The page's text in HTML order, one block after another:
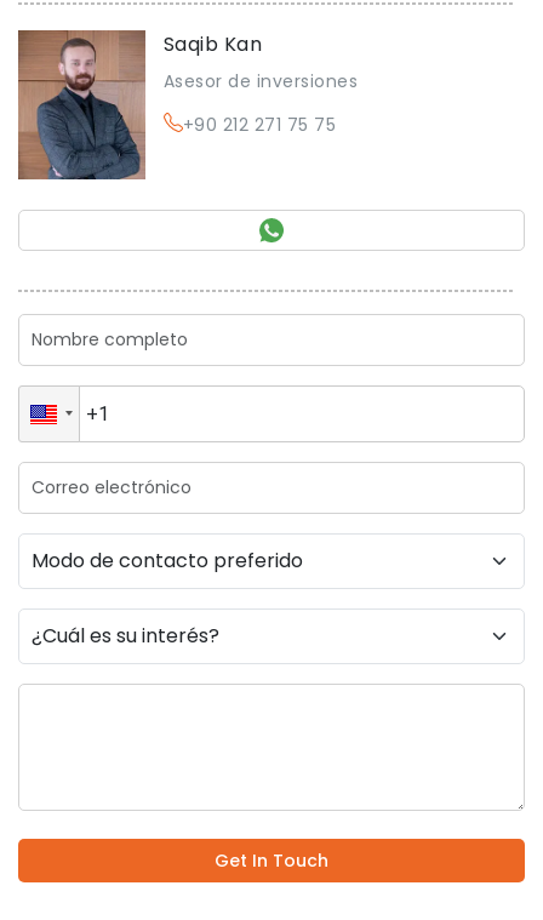
Saqib Kan
Asesor de inversiones
+90 212 271 75 75
Get In Touch